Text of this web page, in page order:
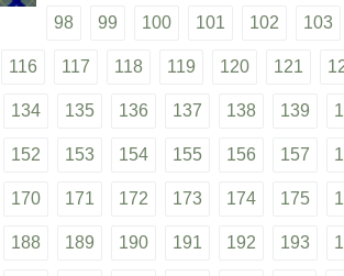
98 99 100 101 102 103
116 117 118 119 120 121
134 135 136 137 138 139
152 153 154 155 156 157
170 171 172 173 174 175
188 189 190 191 192 193